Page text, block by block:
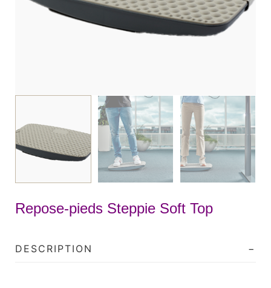
Repose-pieds Steppie Soft Top
DESCRIPTION